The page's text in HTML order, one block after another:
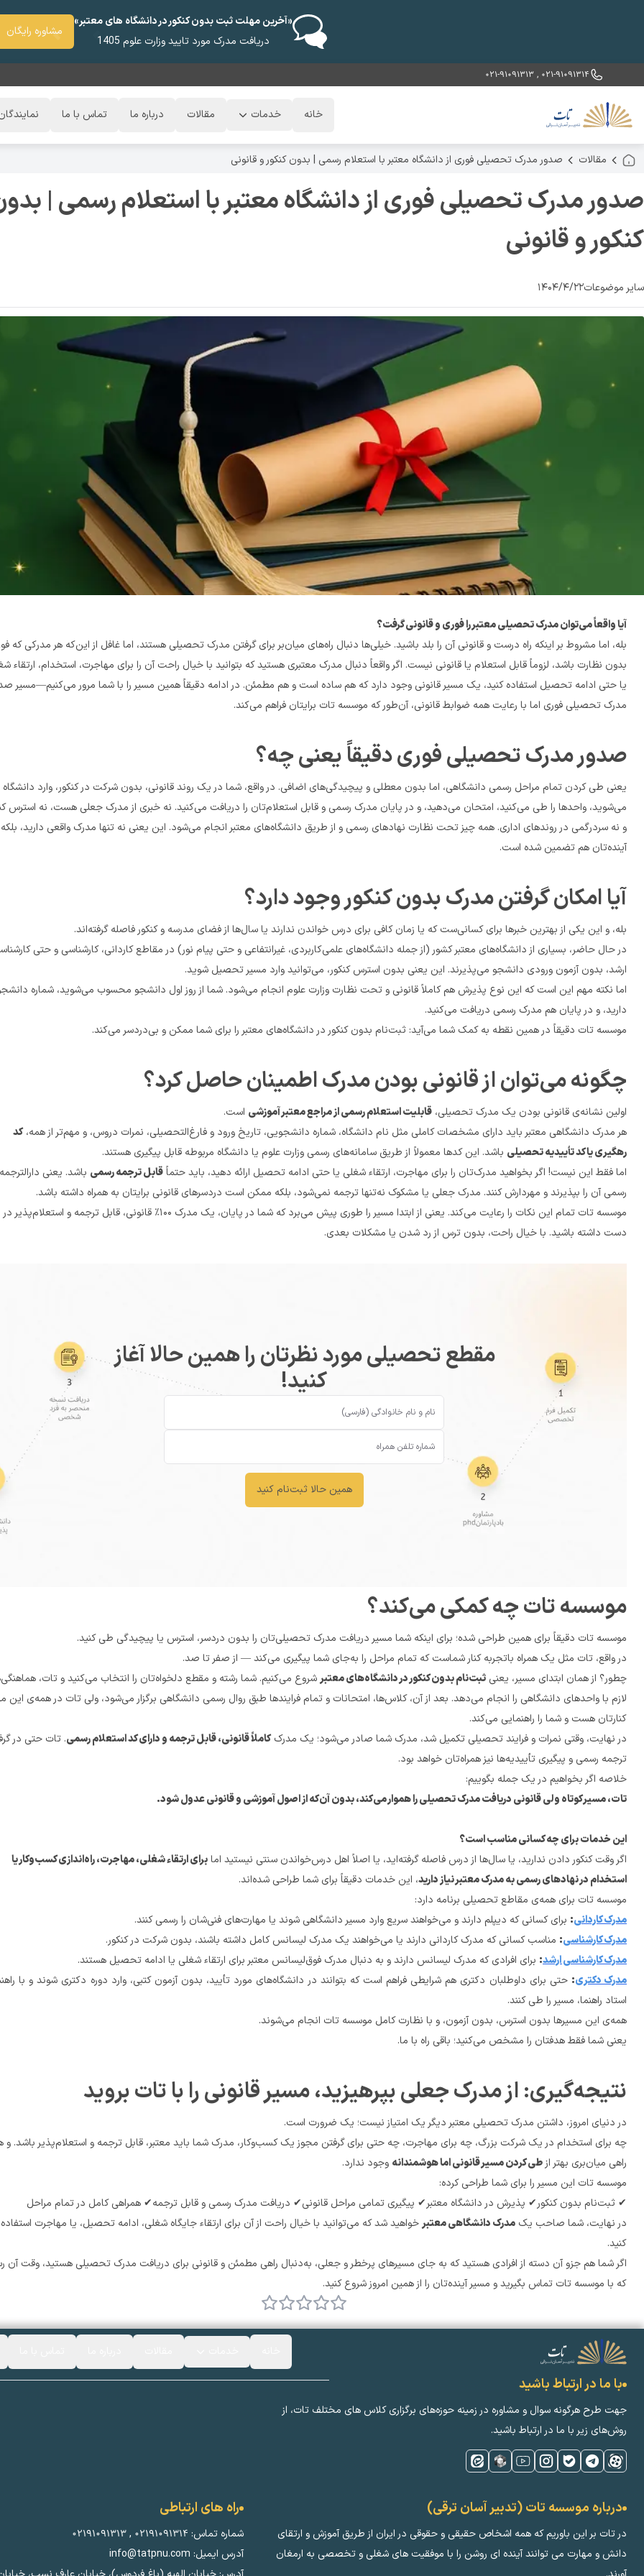
«آخرین مهلت ثبت بدون کنکور در دانشگاه های معتبر»
دریافت مدرک مورد تایید وزارت علوم 1405
مشاوره رایگان
021-91091314
,
021-91091313
خانه خدمات مقالات درباره ما تماس با ما
مقالات صدور مدرک تحصیلی فوری از دانشگاه معتبر با استعلام رسمی | بدون کنکور و قانونی
صدور مدرک تحصیلی فوری از دانشگاه معتبر با استعلام رسمی |
کنکور و قانونی
سایر موضوعات۱۴۰۴/۴/۲۲
آیا واقعاً می‌توان مدرک تحصیلی معتبر را فوری و قانونی گرفت؟
مدرک تحصیلی فوری اما با رعایت همه ضوابط قانونی، آن‌طور که موسسه تات برایتان فراهم می‌کند.
صدور مدرک تحصیلی فوری دقیقاً یعنی چه؟
آینده‌تان هم تضمین شده است.
آیا امکان گرفتن مدرک بدون کنکور وجود دارد؟
بله، و این یکی از بهترین خبرها برای کسانی‌ست که یا زمان کافی برای درس خواندن ندارند یا سال‌ها از فضای مدرسه و کنکور فاصله گرفته‌اند.
ارشد، بدون آزمون ورودی دانشجو می‌پذیرند. این یعنی بدون استرس کنکور، می‌توانید وارد مسیر تحصیل شوید.
دارید، و در پایان هم مدرک رسمی دریافت می‌کنید.
موسسه تات دقیقاً در همین نقطه به کمک شما می‌آید: ثبت‌نام بدون کنکور در دانشگاه‌های معتبر را برای شما ممکن و بی‌دردسر می‌کند.
چگونه می‌توان از قانونی بودن مدرک اطمینان حاصل کرد؟
اولین نشانه‌ی قانونی بودن یک مدرک تحصیلی، قابلیت استعلام رسمی از مراجع معتبر آموزشی است.
هر مدرک دانشگاهی معتبر باید دارای مشخصات کاملی مثل نام دانشگاه، شماره دانشجویی، تاریخ ورود و فارغ‌التحصیلی، نمرات دروس، و مهم‌تر از همه،
رهگیری یا کد تأییدیه تحصیلی باشد. این کدها معمولاً از طریق سامانه‌های رسمی وزارت علوم یا دانشگاه مربوطه قابل پیگیری هستند.
اما فقط این نیست! اگر بخواهید مدرک‌تان را برای مهاجرت، ارتقاء شغلی یا حتی ادامه تحصیل ارائه دهید، باید حتماً
قابل ترجمه رسمی
رسمی آن را بپذیرند و مهردارش کنند. مدرک جعلی یا مشکوک نه‌تنها ترجمه نمی‌شود، بلکه ممکن است دردسرهای قانونی برایتان به همراه داشته باشد.
دست داشته باشید. با خیال راحت، بدون ترس از رد شدن یا مشکلات بعدی.
مقطع تحصیلی مورد نظرتان را همین حالا آغاز
کنید!
همین حالا ثبت‌نام کنید
موسسه تات چه کمکی می‌کند؟
موسسه تات دقیقاً برای همین طراحی شده؛ برای اینکه شما مسیر دریافت مدرک تحصیلی‌تان را بدون دردسر، استرس یا پیچیدگی طی کنید.
در واقع، تات مثل یک همراه باتجربه کنار شماست که تمام مراحل را به‌جای شما پیگیری می‌کند — از صفر تا صد.
چطور؟ از همان ابتدای مسیر، یعنی ثبت‌نام بدون کنکور در دانشگاه‌های معتبر
کنارتان هست و شما را راهنمایی می‌کند.
در نهایت، وقتی نمرات و فرایند تحصیلی تکمیل شد، مدرک شما صادر می‌شود؛ یک مدرک
کاملاً قانونی، قابل ترجمه و دارای کد استعلام رسمی
ترجمه رسمی و پیگیری تأییدیه‌ها نیز همراه‌تان خواهد بود.
خلاصه اگر بخواهیم در یک جمله بگوییم:
تات، مسیر کوتاه ولی قانونی دریافت مدرک تحصیلی را هموار می‌کند، بدون آن‌که از اصول آموزشی و قانونی عدول شود.
این خدمات برای چه کسانی مناسب است؟
اگر وقت کنکور دادن ندارید، یا سال‌ها از درس فاصله گرفته‌اید، یا اصلاً اهل درس‌خواندن سنتی نیستید اما
استخدام در نهادهای رسمی به مدرک معتبر نیاز دارید، این خدمات دقیقاً برای شما طراحی شده‌اند.
موسسه تات برای همه‌ی مقاطع تحصیلی برنامه دارد:
مدرک کاردانی: برای کسانی که دیپلم دارند و می‌خواهند سریع وارد مسیر دانشگاهی شوند یا مهارت‌های فنی‌شان را رسمی کنند.
مدرک کارشناسی: مناسب کسانی که مدرک کاردانی دارند یا می‌خواهند یک مدرک لیسانس کامل داشته باشند، بدون شرکت در کنکور.
مدرک کارشناسی ارشد: برای افرادی که مدرک لیسانس دارند و به دنبال مدرک فوق‌لیسانس معتبر برای ارتقاء شغلی یا ادامه تحصیل هستند.
مدرک دکتری:
استاد راهنما، مسیر را طی کنند.
همه‌ی این مسیرها بدون استرس، بدون آزمون، و با نظارت کامل موسسه تات انجام می‌شوند.
یعنی شما فقط هدفتان را مشخص می‌کنید؛ باقی راه با ما.
نتیجه‌گیری: از مدرک جعلی بپرهیزید، مسیر قانونی را با تات بروید
در دنیای امروز، داشتن مدرک تحصیلی معتبر دیگر یک امتیاز نیست؛ یک ضرورت است.
راهی میان‌بری بهتر از
طی کردن مسیر قانونی اما هوشمندانه وجود ندارد.
موسسه تات این مسیر را برای شما طراحی کرده:
✔ ثبت‌نام بدون کنکور✔ پذیرش در دانشگاه معتبر✔ پیگیری تمامی مراحل قانونی✔ دریافت مدرک رسمی و قابل ترجمه✔ همراهی کامل در تمام مراحل
در نهایت، شما صاحب یک مدرک دانشگاهی معتبر
کنید.
که با موسسه تات تماس بگیرید و مسیر آینده‌تان را از همین امروز شروع کنید.
با ما در ارتباط باشید
جهت طرح هرگونه سوال و مشاوره در زمینه‌ حوزه‌های برگزاری کلاس ‌های مختلف تات، از
روش‌های زیر با ما در ارتباط باشید.
درباره موسسه تات (تدبیر آسان ترقی)
در تات بر این باوریم که همه اشخاص حقیقی و حقوقی در ایران از طریق آموزش و ارتقای
دانش و مهارت می توانند آینده ای روشن را با موفقیت های شغلی و تخصصی به ارمغان
راه های ارتباطی
شماره تماس: ۰۲۱۹۱۰۹۱۳۱۴ , ۰۲۱۹۱۰۹۱۳۱۳
آدرس ایمیل: info@tatpnu.com